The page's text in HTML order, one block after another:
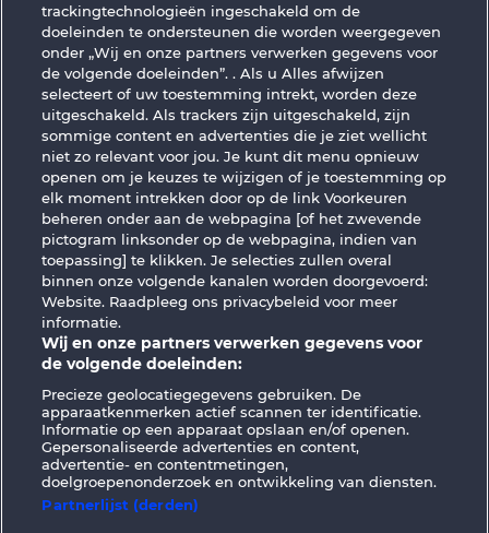
Black Beauty Golden Ei of Moorhuhn
Duck Shooter King of the Jungle
Algemene voorwaarden
Colofon
Terugbetalingsverzoek indienen
trackingtechnologieën ingeschakeld om de
doeleinden te ondersteunen die worden weergegeven
onder „Wij en onze partners verwerken gegevens voor
de volgende doeleinden”. . Als u Alles afwijzen
selecteert of uw toestemming intrekt, worden deze
uitgeschakeld. Als trackers zijn uitgeschakeld, zijn
sommige content en advertenties die je ziet wellicht
niet zo relevant voor jou. Je kunt dit menu opnieuw
openen om je keuzes te wijzigen of je toestemming op
elk moment intrekken door op de link Voorkeuren
beheren onder aan de webpagina [of het zwevende
pictogram linksonder op de webpagina, indien van
toepassing] te klikken. Je selecties zullen overal
binnen onze volgende kanalen worden doorgevoerd:
Website. Raadpleeg ons privacybeleid voor meer
informatie.
Wij en onze partners verwerken gegevens voor
de volgende doeleinden:
Precieze geolocatiegegevens gebruiken. De
apparaatkenmerken actief scannen ter identificatie.
Informatie op een apparaat opslaan en/of openen.
Gepersonaliseerde advertenties en content,
advertentie- en contentmetingen,
doelgroepenonderzoek en ontwikkeling van diensten.
Partnerlijst (derden)